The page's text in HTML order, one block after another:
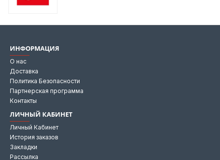
ИНФОРМАЦИЯ
О нас
Доставка
Политика Безопасности
Партнерская программа
Контакты
ЛИЧНЫЙ КАБИНЕТ
Личный Кабинет
История заказов
Закладки
Рассылка